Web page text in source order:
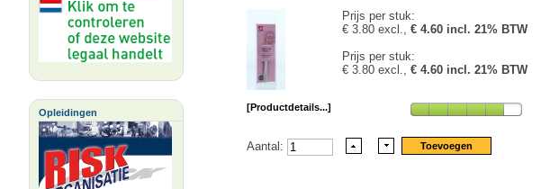
Opleidingen
Prijs per stuk:
€ 3.80 excl., € 4.60 incl. 21% BTW
Prijs per stuk:
€ 3.80 excl., € 4.60 incl. 21% BTW
[Productdetails...]
Aantal: